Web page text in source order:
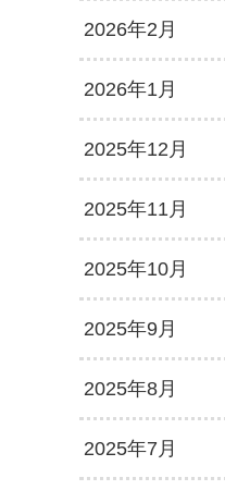
2026年2月
2026年1月
2025年12月
2025年11月
2025年10月
2025年9月
2025年8月
2025年7月